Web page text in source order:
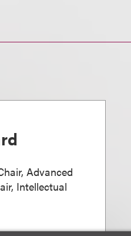
Advanced
Intellectual